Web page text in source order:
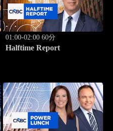
01:00-02:00 60分
Halftime Report